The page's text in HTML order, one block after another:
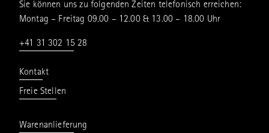
Sie können uns zu folgenden Zeiten telefonisch erreichen:
Montag – Freitag 09.00 – 12.00 & 13.00 – 18.00 Uhr
+41 31 302 15 28
Kontakt
Freie Stellen
Warenanlieferung